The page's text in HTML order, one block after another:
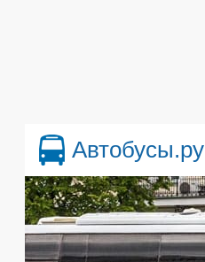
Автобусы.ру